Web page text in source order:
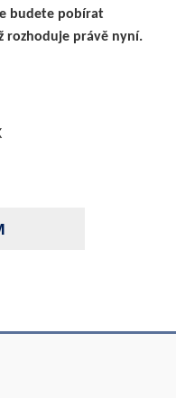
budete pobírat
rozhoduje právě nyní.